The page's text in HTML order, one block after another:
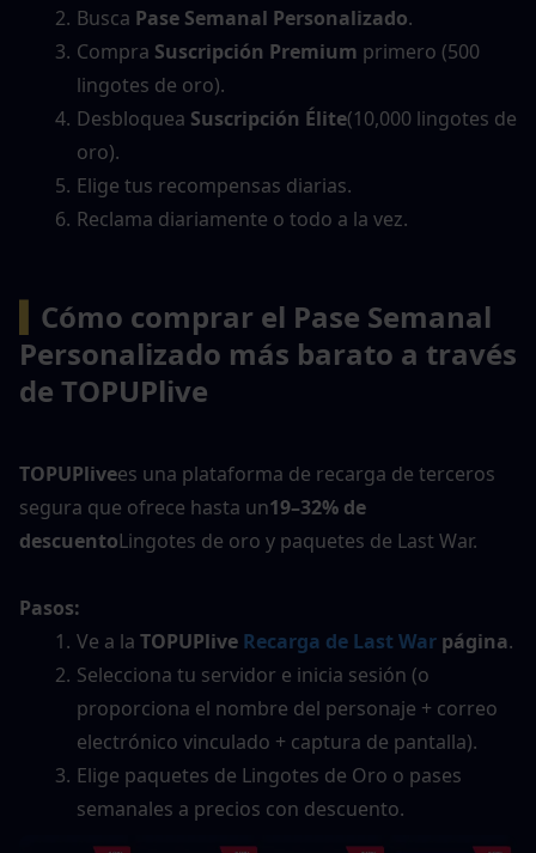
Busca Pase Semanal Personalizado.
Compra Suscripción Premium primero (500
lingotes de oro).
Desbloquea Suscripción Élite(10,000 lingotes de
oro).
Elige tus recompensas diarias.
Reclama diariamente o todo a la vez.
Cómo comprar el Pase Semanal
Personalizado más barato a través
de TOPUPlive
TOPUPlivees una plataforma de recarga de terceros
segura que ofrece hasta un19–32% de
descuentoLingotes de oro y paquetes de Last War.
Pasos:
Ve a la TOPUPlive Recarga de Last War página.
Selecciona tu servidor e inicia sesión (o
proporciona el nombre del personaje + correo
electrónico vinculado + captura de pantalla).
Elige paquetes de Lingotes de Oro o pases
semanales a precios con descuento.